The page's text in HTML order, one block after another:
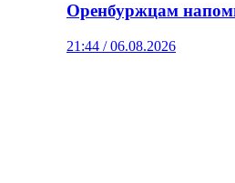
Оренбуржцам
21:44 / 06.08.2026